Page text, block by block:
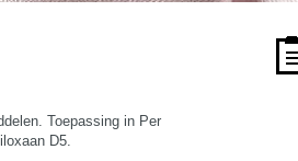
Toepassing in Per
D5.